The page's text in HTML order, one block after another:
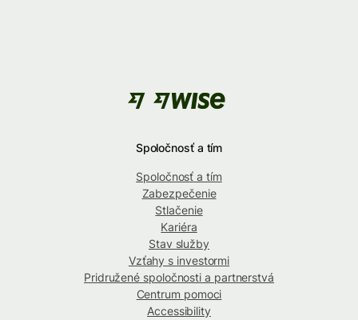
Spoločnosť a tím
Spoločnosť a tím
Zabezpečenie
Stlačenie
Kariéra
Stav služby
Vzťahy s investormi
Pridružené spoločnosti a partnerstvá
Centrum pomoci
Accessibility